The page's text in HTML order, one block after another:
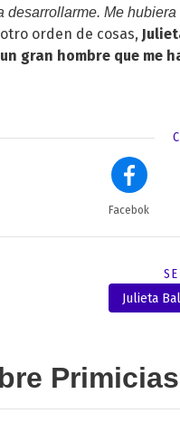
desarrollarme. Me
orden de cosas,
gran hombre que me
Facebok
Julieta Bal